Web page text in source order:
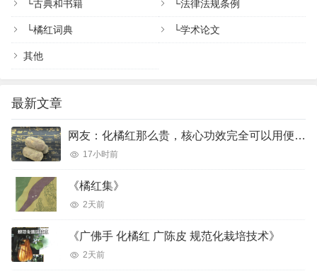
└古典和书籍 └法律法规条例
└橘红词典 └学术论文
其他
最新文章
网友：化橘红那么贵，核心功效完全可以用便宜的橘红、陈皮完美代替吗？
17小时前
《橘红集》
2天前
《广佛手 化橘红 广陈皮 规范化栽培技术》
2天前